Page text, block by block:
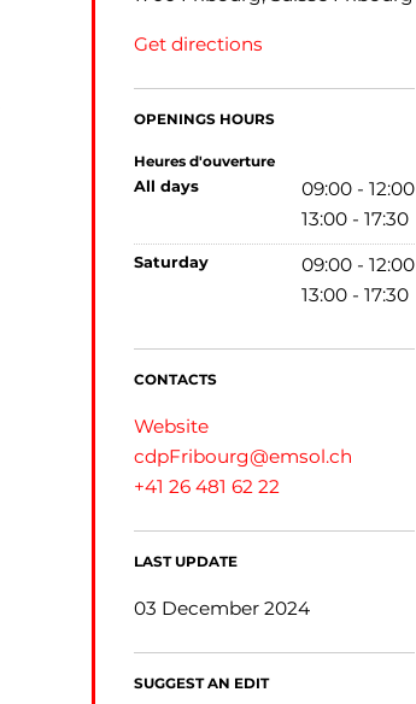
Get directions
OPENINGS HOURS
Heures d'ouverture
all days
09:00 - 12:00
13:00 - 17:30
saturday
09:00 - 12:00
13:00 - 17:30
CONTACTS
Website
cdpFribourg@emsol.ch
+41 26 481 62 22
LAST UPDATE
03 December 2024
SUGGEST AN EDIT